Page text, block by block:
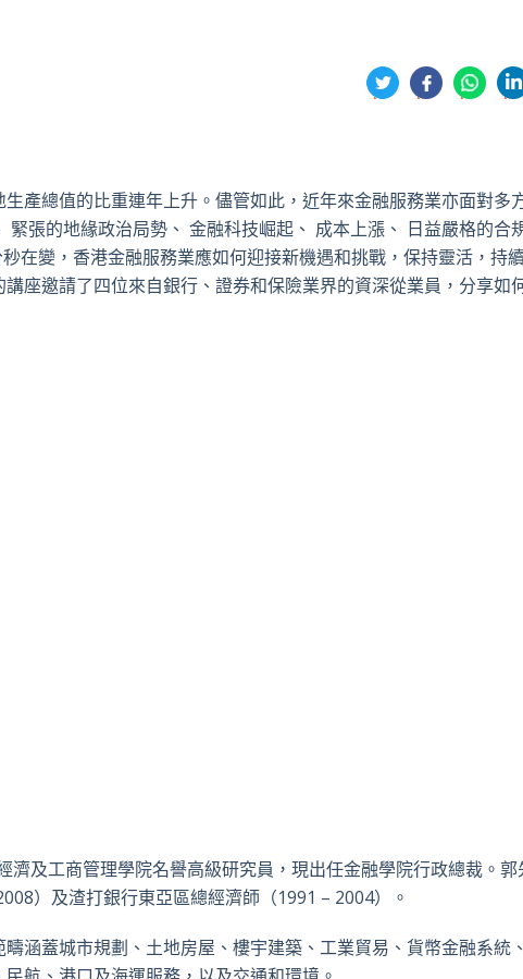
分
享
享
享
享
產總值的比重連年上升。儘管如此，近年來金融服務業亦面對多
張的地緣政治局勢、 金融科技崛起、 成本上漲、 日益嚴格的合
在變，香港金融服務業應如何迎接新機遇和挑戰，保持靈活，持
座邀請了四位來自銀行、證券和保險業界的資深從業員，分享如
濟及工商管理學院名譽高級研究員，現出任金融學院行政總裁。郭
）及渣打銀行東亞區總經濟師（1991 – 2004）。
涵蓋城市規劃、土地房屋、樓宇建築、工業貿易、貨幣金融系統